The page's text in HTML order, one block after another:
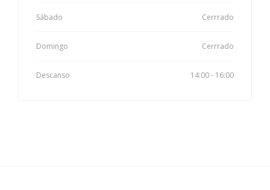
Sábado Cerrrado
Domingo Cerrrado
Descanso 14:00 - 16:00